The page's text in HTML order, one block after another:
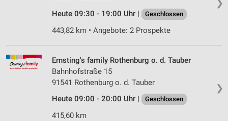
❯
Heute 09:30 - 19:00 Uhr |
Geschlossen
443,82 km • Angebote: 2 Prospekte
❯
Ernsting's family Rothenburg o. d. Tauber
Bahnhofstraße 15
91541 Rothenburg o. d. Tauber
Heute 09:00 - 20:00 Uhr |
Geschlossen
415,60 km